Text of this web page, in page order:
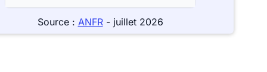
Source : ANFR- juillet 2026